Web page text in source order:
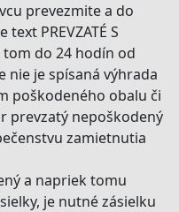
prevezmite a do
PREVZATÉ S
tom do 24 hodín od
nie je spísaná výhrada
poškodeného obalu či
prevzatý nepoškodený
zamietnutia
a napriek tomu
je nutné zásielku